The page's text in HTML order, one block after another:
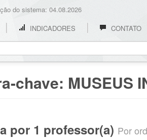
do sistema: 04.08.2026
INDICADORES CONTATO
chave: MUSEUS
por 1 professor(a) Por